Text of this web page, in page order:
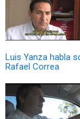
Luis Yanza habla
Rafael Correa